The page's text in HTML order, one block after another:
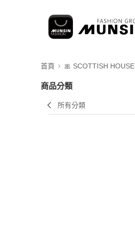
首頁 🎀 SCOTTISH HOUSE
商品分類
所有分類